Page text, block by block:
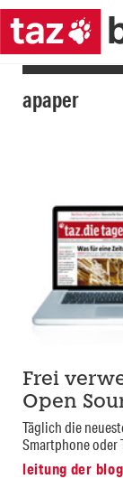
apaper
Frei
Open
Täglich die
Smartphone oder
leitung der